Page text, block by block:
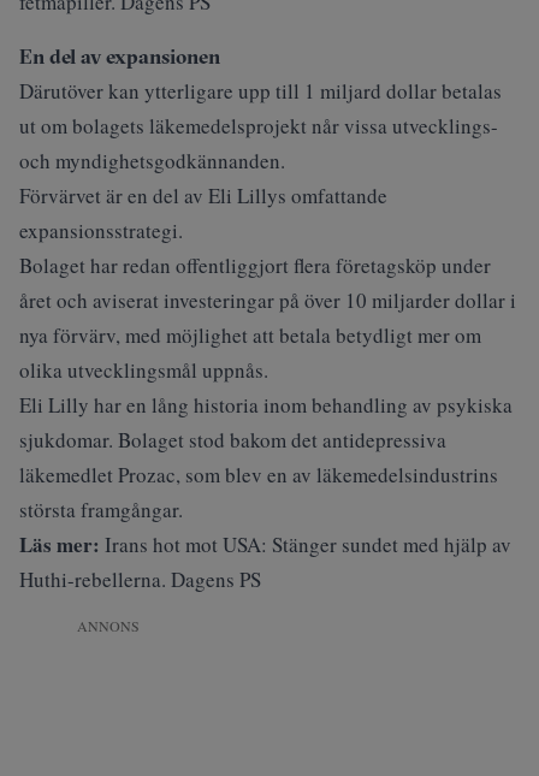
En del av expansionen
Därutöver kan ytterligare upp till 1 miljard dollar betalas
ut om bolagets läkemedelsprojekt når vissa utvecklings-
och myndighetsgodkännanden.
Förvärvet är en del av Eli Lillys omfattande
expansionsstrategi.
Bolaget har redan offentliggjort flera företagsköp under
året och aviserat investeringar på över 10 miljarder dollar i
nya förvärv, med möjlighet att betala betydligt mer om
olika utvecklingsmål uppnås.
Eli Lilly har en lång historia inom behandling av psykiska
sjukdomar. Bolaget stod bakom det antidepressiva
läkemedlet Prozac, som blev en av läkemedelsindustrins
största framgångar.
Läs mer: Irans hot mot USA: Stänger sundet med hjälp av
Huthi-rebellerna. Dagens PS
ANNONS